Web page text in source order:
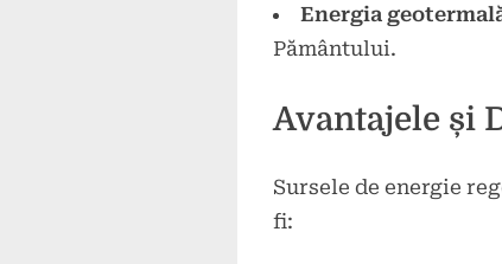
Energia
Pământului.
Avantajele și
Sursele de energie
fi: